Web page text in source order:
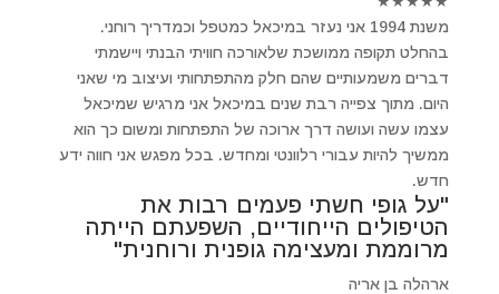
משנת 1994 אני נעזר במיכאל כמטפל וכמדריך רוחני.
בהחלט תקופה ממושכת שלאורכה חוויתי הבנתי ויישמתי
דברים משמעותיים שהם חלק מהתפתחותי ועיצוב מי שאני
היום. מתוך צפייה רבת שנים במיכאל אני מרגיש שמיכאל
עצמו עשה ועושה דרך ארוכה של התפתחות ומשום כך הוא
ממשיך להיות עבורי רלוונטי ומחדש. בכל מפגש אני חווה ידע
חדש.
"על גופי חשתי פעמים רבות את
הטיפולים הייחודיים, השפעתם הייתה
מרוממת ומעצימה גופנית ורוחנית"
ארהלה בן אריה